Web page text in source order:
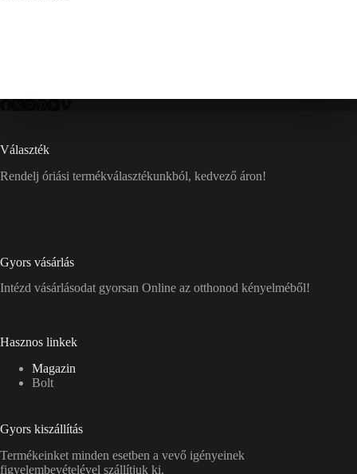
Választék
Rendelj óriási termékválasztékunkból, kedvező áron!
Gyors vásárlás
Intézd vásárlásodat gyorsan Online az otthonod kényelméből!
Hasznos linkek
Magazin
Bolt
Gyors kiszállítás
Termékeinket minden esetben a vevő igényeinek
figyelembevételével szállítjuk ki.